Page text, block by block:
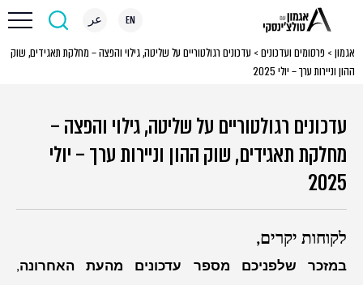
EN عر
אגמון > פרסומים ועדכונים > עדכונים רגולטוריים על שליטה, גילוי והפצה – מחלקת תאגידים, שוק
ההון וניירות ערך – יולי 2025
עדכונים רגולטוריים על שליטה, גילוי והפצה –
מחלקת תאגידים, שוק ההון וניירות ערך – יולי
2025
לקוחות יקרים,
במזכר שלפניכם מספר עדכונים מהעת האחרונה,